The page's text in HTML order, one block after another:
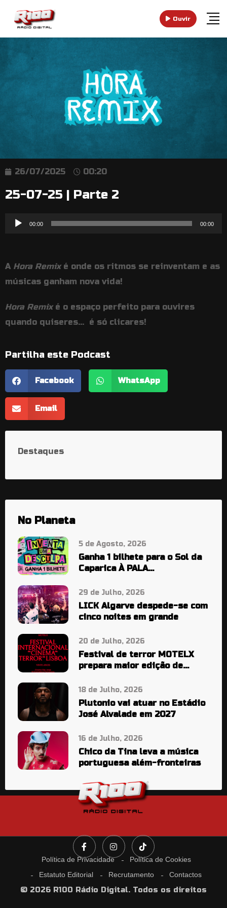
Ouvir
26/07/2025 00:20
25-07-25 | Parte 2
Reprodutor
00:00 00:00
A Hora Remixé onde os ritmos se reinventam e as
músicas ganham nova vida!
Hora Remixé o espaço perfeito para ouvires
quando quiseres… é só clicares!
Partilha este Podcast
Facebook WhatsApp
Email
Destaques
No Planeta
5 de Agosto, 2026
Ganha 1 bilhete para o Sol da
Caparica À PALA…
29 de Julho, 2026
LICK Algarve despede-se com
cinco noites em grande
20 de Julho, 2026
Festival de terror MOTELX
prepara maior edição de
18 de Julho, 2026
Plutonio vai atuar no Estádio
José Alvalade em 2027
16 de Julho, 2026
Chico da Tina leva a música
portuguesa além-fronteiras
Política de Privacidade
Política de Cookies
Estatuto Editorial
Recrutamento Contactos
© 2026 R100 Rádio Digital. Todos os direitos